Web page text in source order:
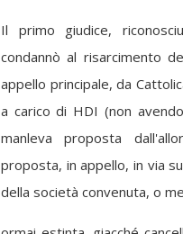
Il primo giudice,
condannò al risarcimento
appello principale, da
a carico di HDI (non
manleva proposta
proposta, in appello, in via
della società convenuta, o